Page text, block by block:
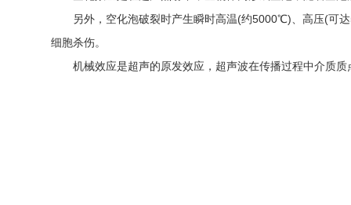
另外，空化泡破裂时产生瞬时高温(约5000℃)、高压(可达
细胞杀伤。
机械效应是超声的原发效应，超声波在传播过程中介质质